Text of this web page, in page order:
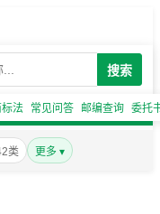
搜索
标法 常见问答 邮编查询 委托
类 更多 ▾